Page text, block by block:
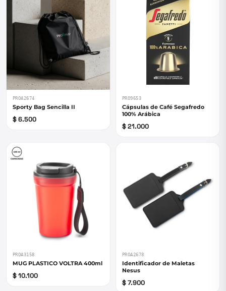
PROA2674
Sporty Bag Sencilla II
$ 6.500
PRO9653
Cápsulas de Café Segafredo
100% Arábica
$ 21.000
PROA3158
MUG PLASTICO VOLTRA 400ml
$ 10.100
PROA2678
Identificador de Maletas
Nesus
$ 7.900